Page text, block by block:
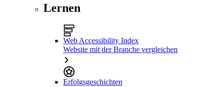
Lernen
Web Accessibility Index
Website mit der Branche vergleichen
Erfolgsgeschichten